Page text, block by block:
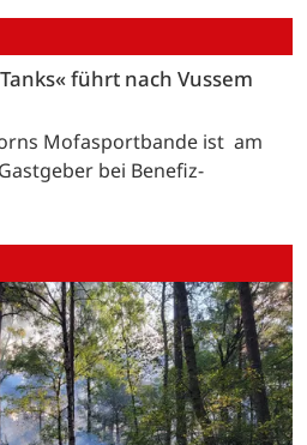
führt nach Vussem
Mofasportbande ist am
bei Benefiz-